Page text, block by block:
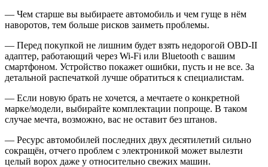
— Чем старше вы выбираете автомобиль и чем гуще в нём
наворотов, тем больше рисков заиметь проблемы.
— Перед покупкой не лишним будет взять недорогой OBD-II
адаптер, работающий через Wi-Fi или Bluetooth с вашим
смартфоном. Устройство покажет ошибки, пусть и не все. За
детальной распечаткой лучше обратиться к специалистам.
— Если новую брать не хочется, а мечтаете о конкретной
марке/модели, выбирайте комплектации попроще. В таком
случае мечта, возможно, вас не оставит без штанов.
— Ресурс автомобилей последних двух десятилетий сильно
сокращён, отчего проблем с электроникой может вылезти
целый ворох даже у относительно свежих машин.